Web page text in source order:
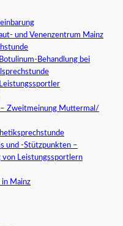
und Venenzentrum Mainz
Behandlung bei
– Zweitmeinung Muttermal/
und -Stützpunkten –
von Leistungssportlern
Mainz